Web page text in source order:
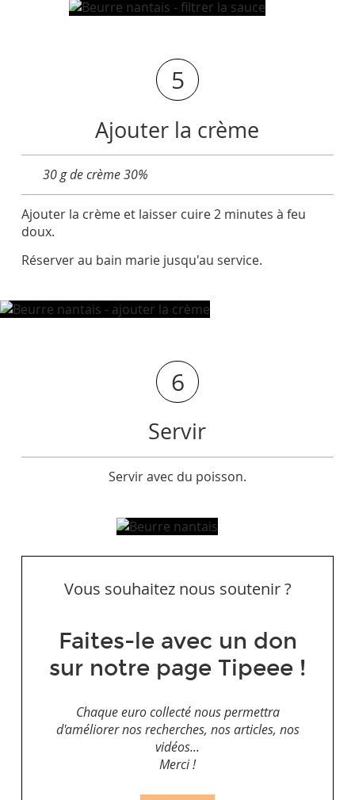
5
Ajouter la crème
30 g de crème 30%
Ajouter la crème et laisser cuire 2 minutes à feu
doux.
Réserver au bain marie jusqu'au service.
6
Servir
Servir avec du poisson.
Vous souhaitez nous soutenir ?
Faites-le avec un don
sur notre page Tipeee !
Chaque euro collecté nous permettra
d'améliorer nos recherches, nos articles, nos
vidéos...
Merci !